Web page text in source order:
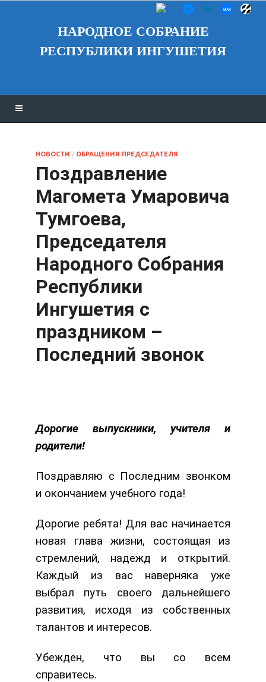
НАРОДНОЕ СОБРАНИЕ
РЕСПУБЛИКИ ИНГУШЕТИЯ
НОВОСТИ / ОБРАЩЕНИЯ ПРЕДСЕДАТЕЛЯ
Поздравление
Магомета Умаровича
Тумгоева,
Председателя
Народного Собрания
Республики
Ингушетия с
праздником –
Последний звонок
Дорогие выпускники, учителя и
родители!
Поздравляю с Последним звонком
и окончанием учебного года!
Дорогие ребята! Для вас начинается
новая глава жизни, состоящая из
стремлений, надежд и открытий.
Каждый из вас наверняка уже
выбрал путь своего дальнейшего
развития, исходя из собственных
талантов и интересов.
Убежден, что вы со всем
справитесь.